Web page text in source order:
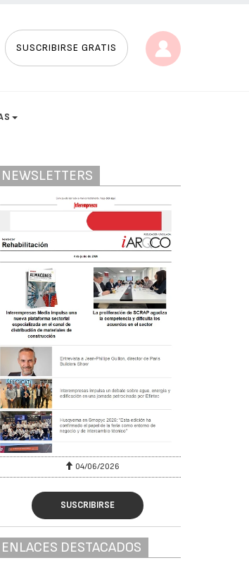
SUSCRIBIRSE GRATIS
NEWSLETTERS
04/06/2026
SUSCRIBIRSE
ENLACES DESTACADOS